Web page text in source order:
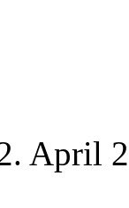
April